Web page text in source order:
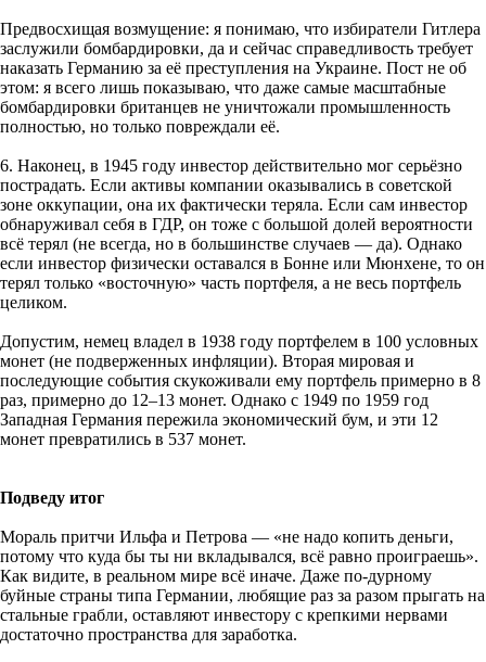
Предвосхищая возмущение: я понимаю, что избиратели Гитлера
заслужили бомбардировки, да и сейчас справедливость требует
наказать Германию за её преступления на Украине. Пост не об
этом: я всего лишь показываю, что даже самые масштабные
бомбардировки британцев не уничтожали промышленность
полностью, но только повреждали её.
6. Наконец, в 1945 году инвестор действительно мог серьёзно
пострадать. Если активы компании оказывались в советской
зоне оккупации, она их фактически теряла. Если сам инвестор
обнаруживал себя в ГДР, он тоже с большой долей вероятности
всё терял (не всегда, но в большинстве случаев — да). Однако
если инвестор физически оставался в Бонне или Мюнхене, то он
терял только «восточную» часть портфеля, а не весь портфель
целиком.
Допустим, немец владел в 1938 году портфелем в 100 условных
монет (не подверженных инфляции). Вторая мировая и
последующие события скукоживали ему портфель примерно в 8
раз, примерно до 12–13 монет. Однако с 1949 по 1959 год
Западная Германия пережила экономический бум, и эти 12
монет превратились в 537 монет.
Подведу итог
Мораль притчи Ильфа и Петрова — «не надо копить деньги,
потому что куда бы ты ни вкладывался, всё равно проиграешь».
Как видите, в реальном мире всё иначе. Даже по-дурному
буйные страны типа Германии, любящие раз за разом прыгать на
стальные грабли, оставляют инвестору с крепкими нервами
достаточно пространства для заработка.